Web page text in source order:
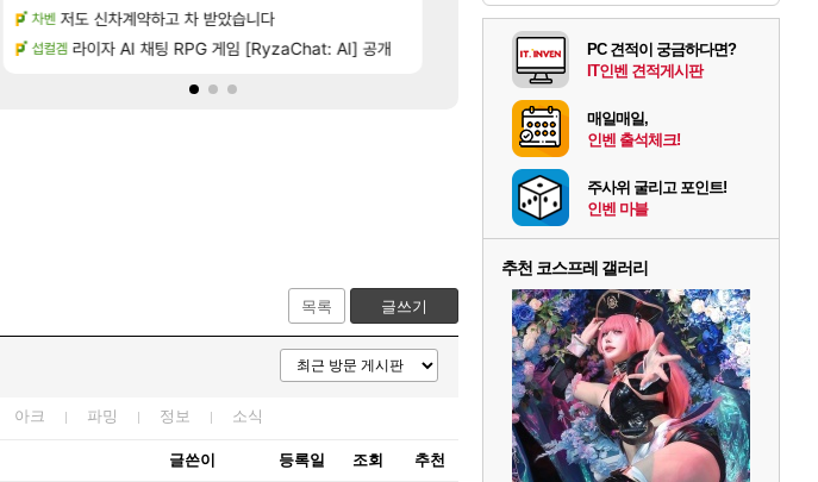
로아 [벨가르딘 The FIRST] 운영 후기 + 1~3위 공대 축하 Ai짤
리니지M 오 0.1% 뚫었다 [9]
[벨가르딘] 나이트메어 클리어 TOP10 알려드립니다.
와 ㅁㅊ 컴플뜸ㅋㅋ [64]
차벤 저도 신차계약하고 차 받았습니다
섭컬겜 라이자 AI 채팅 RPG 게임 [RyzaChat: AI] 공개
비스트 챕터별 길찾기/지도 공략 (1 ~ 12장)
리밋제로 테스트 때는 로비에 온라인 기능이 있는데
목록 글쓰기
아크 파밍 정보 소식
글쓴이 등록일 조회 추천
PC 견적이 궁금하다면?
IT인벤 견적게시판
매일매일,
인벤 출석체크!
주사위 굴리고 포인트!
인벤 마블
추천 코스프레 갤러리